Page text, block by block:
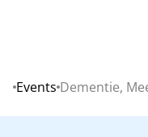
Home
Events Dementie,